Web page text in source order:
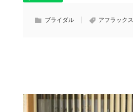
ブライダル アフラックス